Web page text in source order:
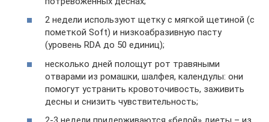
2 недели используют щетку с мягкой щетиной (с
пометкой Soft) и низкоабразивную пасту
(уровень RDA до 50 единиц);
несколько дней полощут рот травяными
отварами из ромашки, шалфея, календулы: они
помогут устранить кровоточивость, заживить
десны и снизить чувствительность;